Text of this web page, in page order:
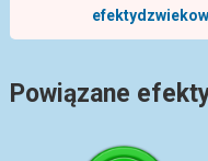
Powiązane